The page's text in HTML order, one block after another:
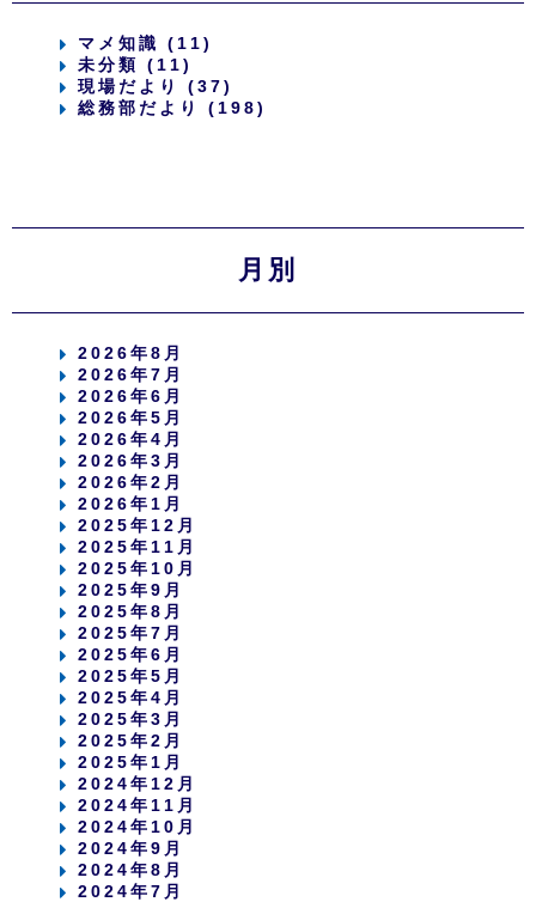
マメ知識 (11)
未分類 (11)
現場だより (37)
総務部だより (198)
月別
2026年8月
2026年7月
2026年6月
2026年5月
2026年4月
2026年3月
2026年2月
2026年1月
2025年12月
2025年11月
2025年10月
2025年9月
2025年8月
2025年7月
2025年6月
2025年5月
2025年4月
2025年3月
2025年2月
2025年1月
2024年12月
2024年11月
2024年10月
2024年9月
2024年8月
2024年7月